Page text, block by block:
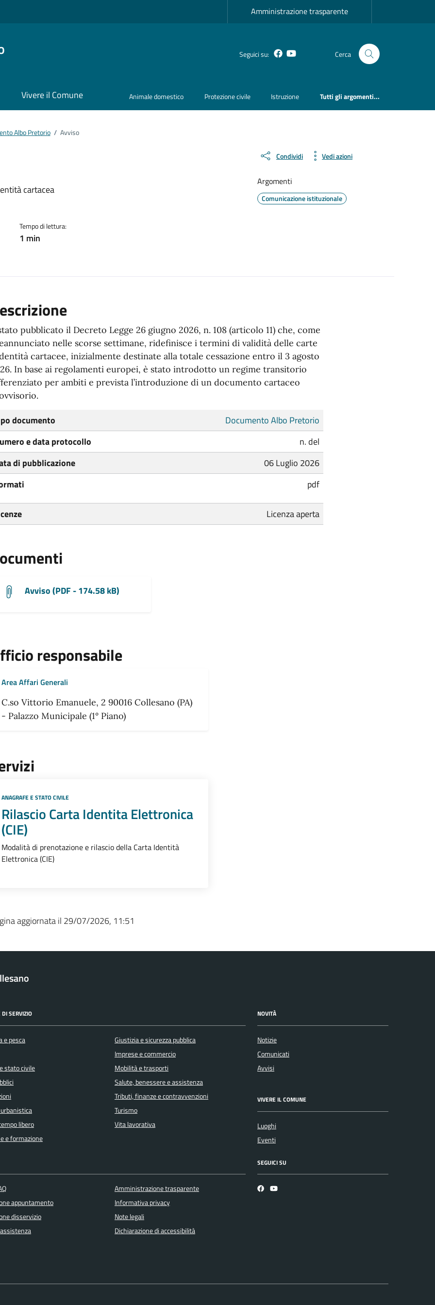
Amministrazione trasparente
Seguici su: Facebook
YouTube Cerca
Vivere il Comune Animale domestico Protezione civile Istruzione Tutti gli argomenti...
Albo Pretorio / Avviso
cartacea
Tempo di lettura:
1 min
Condividi Vedi azioni
Argomenti
Comunicazione istituzionale
pubblicato il Decreto Legge 26 giugno 2026, n. 108 (articolo 11) che, come
nelle scorse settimane, ridefinisce i termini di validità delle carte
cartacee, inizialmente destinate alla totale cessazione entro il 3 agosto
In base ai regolamenti europei, è stato introdotto un regime transitorio
per ambiti e prevista l’introduzione di un documento cartaceo
documento
Documento Albo Pretorio
e data protocollo
n. del
di pubblicazione
06 Luglio 2026
pdf
Licenza aperta
Avviso (PDF - 174.58 kB)
responsabile
Area Affari Generali
C.so Vittorio Emanuele, 2 90016 Collesano (PA)
- Palazzo Municipale (1° Piano)
ANAGRAFE E STATO CIVILE
Rilascio Carta Identita Elettronica
(CIE)
Modalità di prenotazione e rilascio della Carta Identità
Elettronica (CIE)
aggiornata il 29/07/2026, 11:51
DI SERVIZIO
e pesca
stato civile
libero
e formazione
Giustizia e sicurezza pubblica
Imprese e commercio
Mobilità e trasporti
Salute, benessere e assistenza
Tributi, finanze e contravvenzioni
Turismo
Vita lavorativa
NOVITÀ
Notizie
Comunicati
Avvisi
VIVERE IL COMUNE
Luoghi
Eventi
appuntamento
disservizio
Amministrazione trasparente
Informativa privacy
Note legali
Dichiarazione di accessibilità
SEGUICI SU
FacebookYouTube